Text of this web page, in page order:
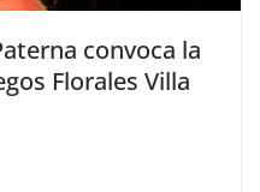
convoca la
Florales Villa